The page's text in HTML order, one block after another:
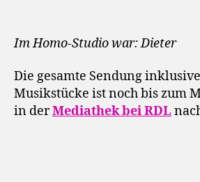
Im Homo-Studio war: Dieter
Die gesamte Sendung
Musikstücke ist noch bis zum
in derMediathek bei RDL